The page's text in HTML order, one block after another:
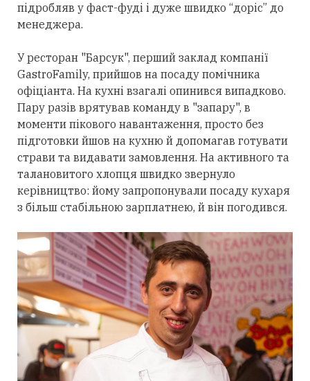
підробляв у фаст-фуді і дуже швидко “доріс” до
менеджера.
У ресторан "Барсук", перший заклад компанії
GastroFamily, прийшов на посаду помічника
офіціанта. На кухні взагалі опинився випадково.
Пару разів врятував команду в "запару", в
моменти пікового навантаження, просто без
підготовки йшов на кухню й допомагав готувати
страви та видавати замовлення. На активного та
талановитого хлопця швидко звернуло
керівництво: йому запропонували посаду кухаря
з більш стабільною зарплатнею, й він погодився.